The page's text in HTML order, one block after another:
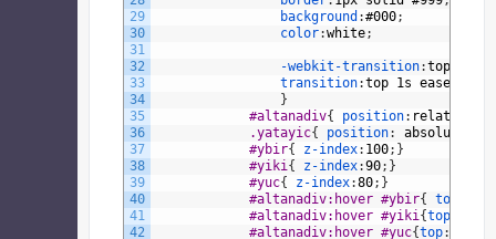
29
30
31
32
33
34
35
36
37
38
39
40
41
42
background :#000;
color:white;
-webkit-transition:top
transition:top 1s ease-in-
}
#altanadiv{ position: relative
.yatayic{ position: absolute
#ybir{ z-index: 100; }
#yiki{ z-index:90; }
#yuc{ z-index:80; }
#altanadiv:hover #ybir{ top
#altanadiv:hover #yiki{top
#altanadiv:hover #yuc{top: